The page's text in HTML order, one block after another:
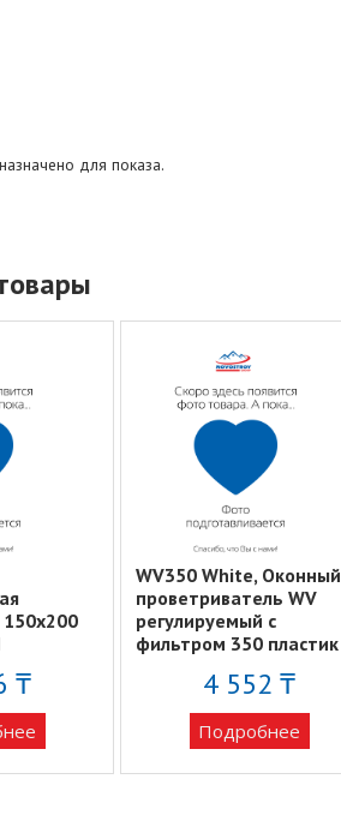
для показа.
₸
WV350 White, Оконный
проветриватель WV
регулируемый с
фильтром 350 пластик
4 552 ₸
Подробнее